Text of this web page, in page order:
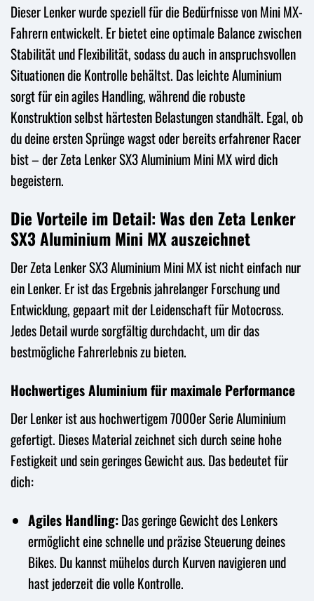
Dieser Lenker wurde speziell für die Bedürfnisse von Mini MX-
Fahrern entwickelt. Er bietet eine optimale Balance zwischen
Stabilität und Flexibilität, sodass du auch in anspruchsvollen
Situationen die Kontrolle behältst. Das leichte Aluminium
sorgt für ein agiles Handling, während die robuste
Konstruktion selbst härtesten Belastungen standhält. Egal, ob
du deine ersten Sprünge wagst oder bereits erfahrener Racer
bist – der Zeta Lenker SX3 Aluminium Mini MX wird dich
begeistern.
Die Vorteile im Detail: Was den Zeta Lenker
SX3 Aluminium Mini MX auszeichnet
Der Zeta Lenker SX3 Aluminium Mini MX ist nicht einfach nur
ein Lenker. Er ist das Ergebnis jahrelanger Forschung und
Entwicklung, gepaart mit der Leidenschaft für Motocross.
Jedes Detail wurde sorgfältig durchdacht, um dir das
bestmögliche Fahrerlebnis zu bieten.
Hochwertiges Aluminium für maximale Performance
Der Lenker ist aus hochwertigem 7000er Serie Aluminium
gefertigt. Dieses Material zeichnet sich durch seine hohe
Festigkeit und sein geringes Gewicht aus. Das bedeutet für
dich:
Agiles Handling:Das geringe Gewicht des Lenkers
ermöglicht eine schnelle und präzise Steuerung deines
Bikes. Du kannst mühelos durch Kurven navigieren und
hast jederzeit die volle Kontrolle.